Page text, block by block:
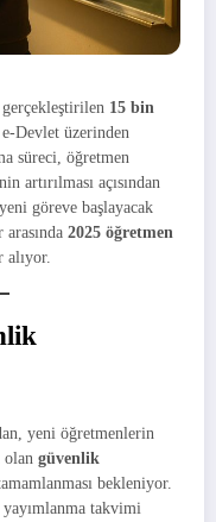
15 bin
, e-Devlet üzerinden
süreci, öğretmen
artırılması açısından
göreve başlayacak
2025 öğretmen
alıyor.
yeni öğretmenlerin
olan güvenlik
bekleniyor.
takvimi